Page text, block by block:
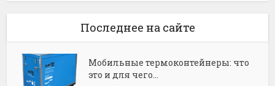
Последнее на сайте
Мобильные термоконтейнеры: что
это и для чего...